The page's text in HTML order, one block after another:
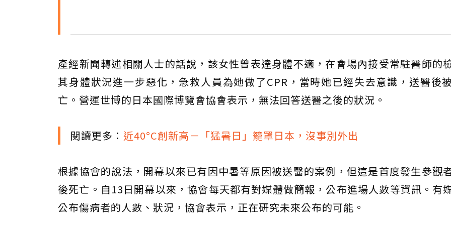
產經新聞轉述相關人士的話說，該女性曾表達身體不適，在會場內接受常駐醫師的
其身體狀況進一步惡化，急救人員為她做了CPR，當時她已經失去意識，送醫後
亡。營運世博的日本國際博覽會協會表示，無法回答送醫之後的狀況。
閱讀更多： 近40°C創新高－「猛暑日」籠罩日本，沒事別外出
根據協會的說法，開幕以來已有因中暑等原因被送醫的案例，但這是首度發生參觀
後死亡。自13日開幕以來，協會每天都有對媒體做簡報，公布進場人數等資訊。有
公布傷病者的人數、狀況，協會表示，正在研究未來公布的可能。